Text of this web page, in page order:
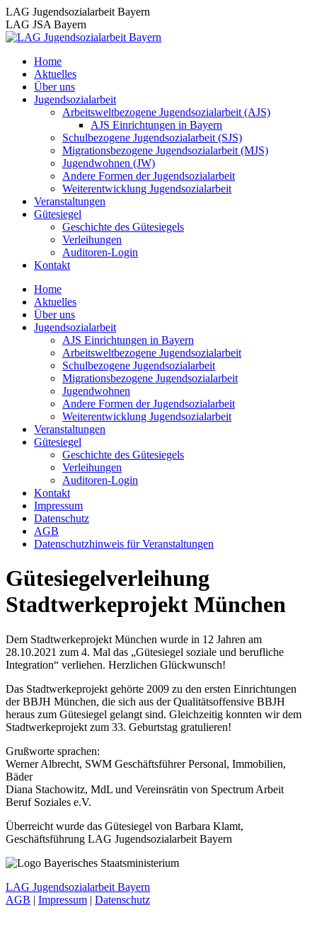
Zum
Inhalt
springen
LAG Jugendsozialarbeit Bayern
LAG JSA Bayern
Home
Aktuelles
Über uns
Jugendsozialarbeit
Arbeitsweltbezogene Jugendsozialarbeit (AJS)
AJS Einrichtungen in Bayern
Schulbezogene Jugendsozialarbeit (SJS)
Migrationsbezogene Jugendsozialarbeit (MJS)
Jugendwohnen (JW)
Andere Formen der Jugendsozialarbeit
Weiterentwicklung Jugendsozialarbeit
Veranstaltungen
Gütesiegel
Geschichte des Gütesiegels
Verleihungen
Auditoren-Login
Kontakt
Home
Aktuelles
Über uns
Jugendsozialarbeit
AJS Einrichtungen in Bayern
Arbeitsweltbezogene Jugendsozialarbeit
Schulbezogene Jugendsozialarbeit
Migrationsbezogene Jugendsozialarbeit
Jugendwohnen
Andere Formen der Jugendsozialarbeit
Weiterentwicklung Jugendsozialarbeit
Veranstaltungen
Gütesiegel
Geschichte des Gütesiegels
Verleihungen
Auditoren-Login
Kontakt
Impressum
Datenschutz
AGB
Datenschutzhinweis für Veranstaltungen
Gütesiegelverleihung
Stadtwerkeprojekt München
Dem Stadtwerkeprojekt München wurde in 12 Jahren am
28.10.2021 zum 4. Mal das „Gütesiegel soziale und berufliche
Integration“ verliehen. Herzlichen Glückwunsch!
Das Stadtwerkeprojekt gehörte 2009 zu den ersten Einrichtungen
der BBJH München, die sich aus der Qualitätsoffensive BBJH
heraus zum Gütesiegel gelangt sind. Gleichzeitig konnten wir dem
Stadtwerkeprojekt zum 33. Geburtstag gratulieren!
Grußworte sprachen:
Werner Albrecht, SWM Geschäftsführer Personal, Immobilien,
Bäder
Diana Stachowitz, MdL und Vereinsrätin von Spectrum Arbeit
Beruf Soziales e.V.
Überreicht wurde das Gütesiegel von Barbara Klamt,
Geschäftsführung LAG Jugendsozialarbeit Bayern
LAG Jugendsozialarbeit Bayern
AGB | Impressum | Datenschutz